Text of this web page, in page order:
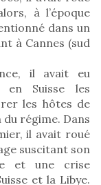
à l’époque
dans un
à Cannes (sud
il avait eu
en Suisse les
les hôtes de
régime. Dans
il avait roué
suscitant son
et une crise
et la Libye.